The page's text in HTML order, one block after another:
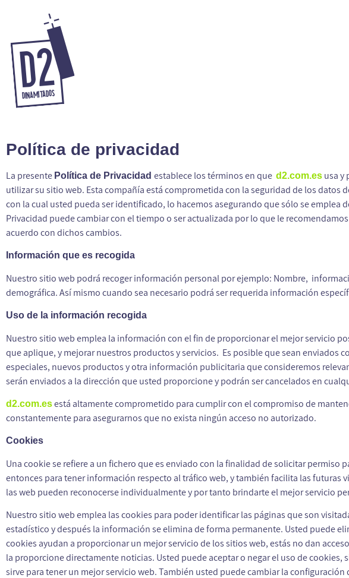
Política de privacidad
La presente Política de Privacidad establece los términos en que d2.com.es usa y
utilizar su sitio web. Esta compañía está comprometida con la seguridad de los
con la cual usted pueda ser identificado, lo hacemos asegurando que sólo se
Privacidad puede cambiar con el tiempo o ser actualizada por lo que le
acuerdo con dichos cambios.
Información que es recogida
Nuestro sitio web podrá recoger información personal por ejemplo: Nombre,
demográfica. Así mismo cuando sea necesario podrá ser requerida información
Uso de la información recogida
Nuestro sitio web emplea la información con el fin de proporcionar el mejor servicio
que aplique, y mejorar nuestros productos y servicios. Es posible que sean enviados
especiales, nuevos productos y otra información publicitaria que consideremos
serán enviados a la dirección que usted proporcione y podrán ser cancelados en
d2.com.esestá altamente comprometido para cumplir con el compromiso de
constantemente para asegurarnos que no exista ningún acceso no autorizado.
Cookies
Una cookie se refiere a un fichero que es enviado con la finalidad de solicitar permiso
entonces para tener información respecto al tráfico web, y también facilita las futuras
las web pueden reconocerse individualmente y por tanto brindarte el mejor servicio
Nuestro sitio web emplea las cookies para poder identificar las páginas que son
estadístico y después la información se elimina de forma permanente. Usted puede
cookies ayudan a proporcionar un mejor servicio de los sitios web, estás no dan
la proporcione directamente noticias. Usted puede aceptar o negar el uso de
sirve para tener un mejor servicio web. También usted puede cambiar la